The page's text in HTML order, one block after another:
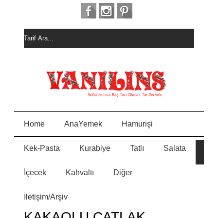
Home AnaYemek Hamurişi
Kek-Pasta Kurabiye Tatlı Salata
İçecek Kahvaltı Diğer
İletişim/Arşiv
HURM
MEYVELİ BORCAM